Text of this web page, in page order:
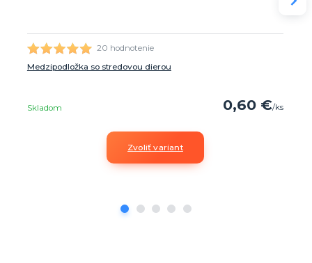
20 hodnotenie
Medzipodložka so stredovou dierou
0,60 €/ks
Skladom
Zvoliť variant